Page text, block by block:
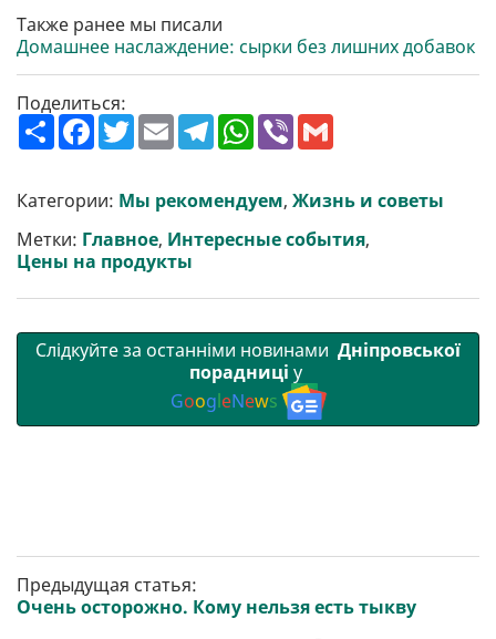
Также ранее мы писали
Домашнее наслаждение: сырки без лишних добавок
Поделиться:
П
о
р
и
т
и
F
a
b
o
o
k
T
w
t
e
r
E
m
l
T
e
g
r
a
m
W
h
s
A
p
p
V
r l
Категории: Мы рекомендуем, Жизнь и советы
Метки: Главное, Интересные события,
Цены на продукты
Слідкуйте за останніми новинами Дніпровської
порадниці у
GoogleNews
Предыдущая статья:
Очень осторожно. Кому нельзя есть тыкву